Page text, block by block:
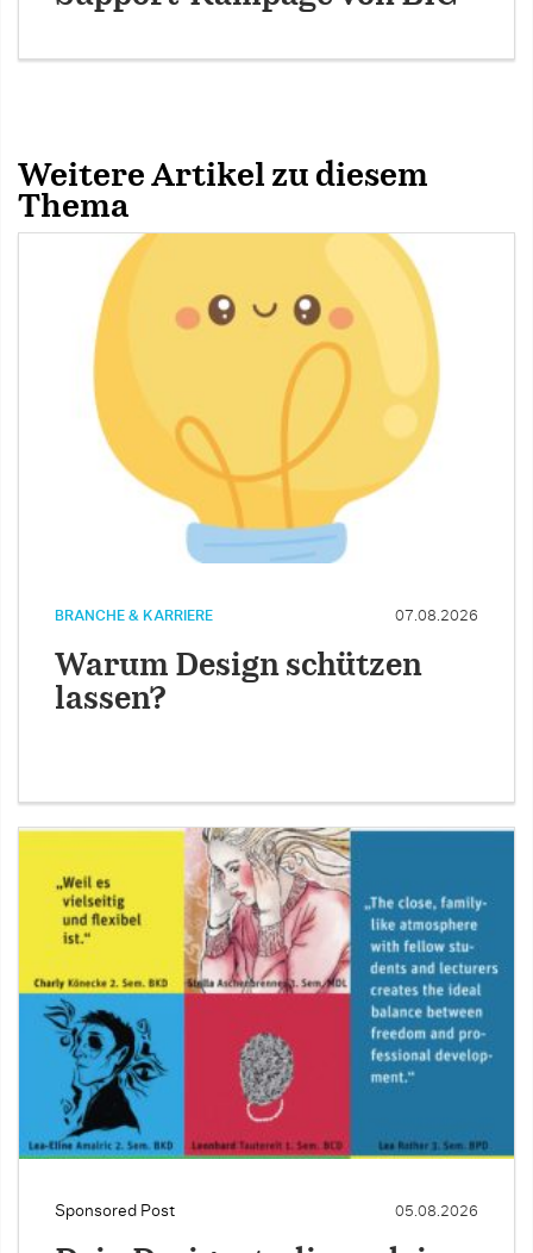
Weitere Artikel zu diesem
Thema
BRANCHE & KARRIERE 07.08.2026
Warum Design schützen
lassen?
Sponsored Post 05.08.2026